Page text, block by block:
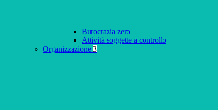
Burocrazia zero
Attività soggette a controllo
Organizzazione 3